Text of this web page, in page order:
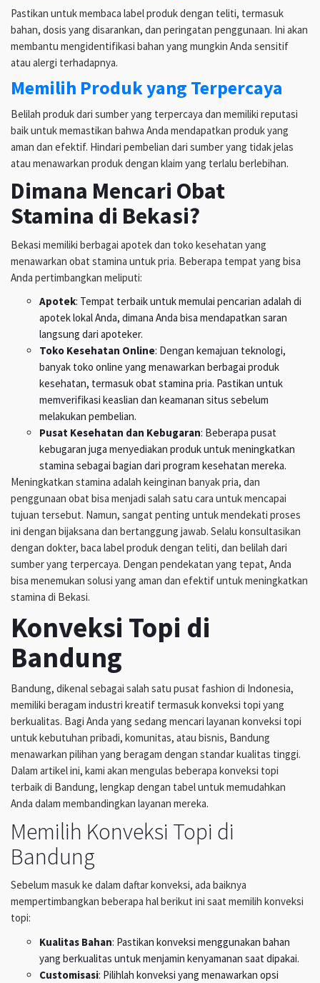
Pastikan untuk membaca label produk dengan teliti, termasuk
bahan, dosis yang disarankan, dan peringatan penggunaan. Ini akan
membantu mengidentifikasi bahan yang mungkin Anda sensitif
atau alergi terhadapnya.
Memilih Produk yang Terpercaya
Belilah produk dari sumber yang terpercaya dan memiliki reputasi
baik untuk memastikan bahwa Anda mendapatkan produk yang
aman dan efektif. Hindari pembelian dari sumber yang tidak jelas
atau menawarkan produk dengan klaim yang terlalu berlebihan.
Dimana Mencari Obat
Stamina di Bekasi?
Bekasi memiliki berbagai apotek dan toko kesehatan yang
menawarkan obat stamina untuk pria. Beberapa tempat yang bisa
Anda pertimbangkan meliputi:
Apotek: Tempat terbaik untuk memulai pencarian adalah di
apotek lokal Anda, dimana Anda bisa mendapatkan saran
langsung dari apoteker.
Toko Kesehatan Online: Dengan kemajuan teknologi,
banyak toko online yang menawarkan berbagai produk
kesehatan, termasuk obat stamina pria. Pastikan untuk
memverifikasi keaslian dan keamanan situs sebelum
melakukan pembelian.
Pusat Kesehatan dan Kebugaran: Beberapa pusat
kebugaran juga menyediakan produk untuk meningkatkan
stamina sebagai bagian dari program kesehatan mereka.
Meningkatkan stamina adalah keinginan banyak pria, dan
penggunaan obat bisa menjadi salah satu cara untuk mencapai
tujuan tersebut. Namun, sangat penting untuk mendekati proses
ini dengan bijaksana dan bertanggung jawab. Selalu konsultasikan
dengan dokter, baca label produk dengan teliti, dan belilah dari
sumber yang terpercaya. Dengan pendekatan yang tepat, Anda
bisa menemukan solusi yang aman dan efektif untuk meningkatkan
stamina di Bekasi.
Konveksi Topi di
Bandung
Bandung, dikenal sebagai salah satu pusat fashion di Indonesia,
memiliki beragam industri kreatif termasuk konveksi topi yang
berkualitas. Bagi Anda yang sedang mencari layanan konveksi topi
untuk kebutuhan pribadi, komunitas, atau bisnis, Bandung
menawarkan pilihan yang beragam dengan standar kualitas tinggi.
Dalam artikel ini, kami akan mengulas beberapa konveksi topi
terbaik di Bandung, lengkap dengan tabel untuk memudahkan
Anda dalam membandingkan layanan mereka.
Memilih Konveksi Topi di
Bandung
Sebelum masuk ke dalam daftar konveksi, ada baiknya
mempertimbangkan beberapa hal berikut ini saat memilih konveksi
topi:
Kualitas Bahan: Pastikan konveksi menggunakan bahan
yang berkualitas untuk menjamin kenyamanan saat dipakai.
Customisasi: Pilihlah konveksi yang menawarkan opsi